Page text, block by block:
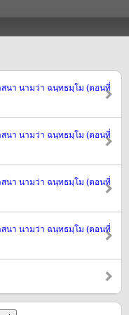
สนา นามว่า ฉนฺทธมฺโม (ตอนที่
สนา นามว่า ฉนฺทธมฺโม (ตอนที่
สนา นามว่า ฉนฺทธมฺโม (ตอนที่
สนา นามว่า ฉนฺทธมฺโม (ตอนที่